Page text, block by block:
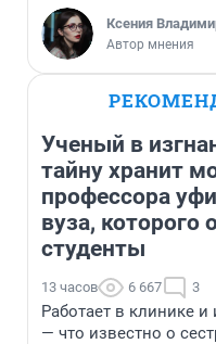
Ксения
Автор мнения
Ученый в
тайну хранит
профессора
вуза, которого
студенты
13 часов 6 667 3
Работает в клинике и
— что известно о